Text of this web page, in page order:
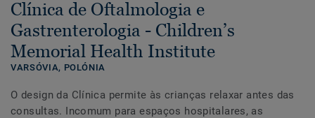
Clínica de Oftalmologia e
Gastrenterologia - Children’s
Memorial Health Institute
VARSÓVIA, POLÓNIA
O design da Clínica permite às crianças relaxar antes das
consultas. Incomum para espaços hospitalares, as